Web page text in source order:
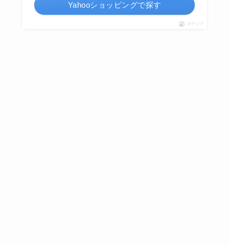
Yahooショッピングで探す
ポチップ